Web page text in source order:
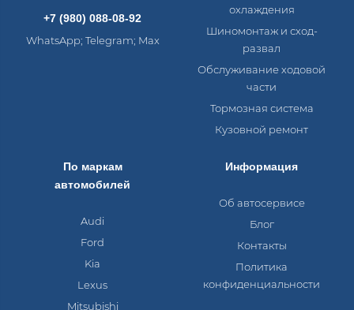
+7 (980) 088-08-92
WhatsApp; Telegram; Max
охлаждения
Шиномонтаж и сход-
развал
Обслуживание ходовой
части
Тормозная система
Кузовной ремонт
По маркам
автомобилей
Audi
Ford
Kia
Lexus
Mitsubishi
Информация
Об автосервисе
Блог
Контакты
Политика
конфиденциальности